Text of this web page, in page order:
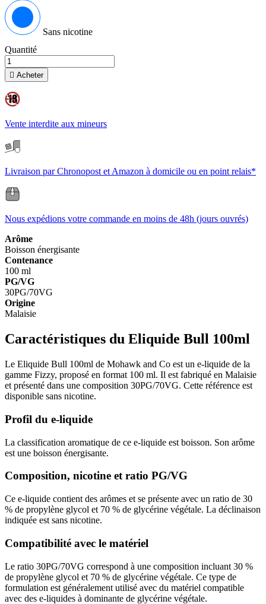
Sans nicotine
Quantité
 Acheter
Vente interdite aux mineurs
Livraison par Chronopost et Amazon à domicile ou en point relais*
Nous expédions votre commande en moins de 48h (jours ouvrés)
Arôme
Boisson énergisante
Contenance
100 ml
PG/VG
30PG/70VG
Origine
Malaisie
Caractéristiques du Eliquide Bull 100ml
Le Eliquide Bull 100ml de Mohawk and Co est un e-liquide de la
gamme Fizzy, proposé en format 100 ml. Il est fabriqué en Malaisie
et présenté dans une composition 30PG/70VG. Cette référence est
disponible sans nicotine.
Profil du e-liquide
La classification aromatique de ce e-liquide est boisson. Son arôme
est une boisson énergisante.
Composition, nicotine et ratio PG/VG
Ce e-liquide contient des arômes et se présente avec un ratio de 30
% de propylène glycol et 70 % de glycérine végétale. La déclinaison
indiquée est sans nicotine.
Compatibilité avec le matériel
Le ratio 30PG/70VG correspond à une composition incluant 30 %
de propylène glycol et 70 % de glycérine végétale. Ce type de
formulation est généralement utilisé avec du matériel compatible
avec des e-liquides à dominante de glycérine végétale.